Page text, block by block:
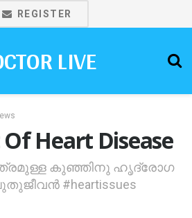
REGISTER
LIVE
Heart Disease
കുഞ്ഞിനു ഹൃദ്രോഗ
#heartissues